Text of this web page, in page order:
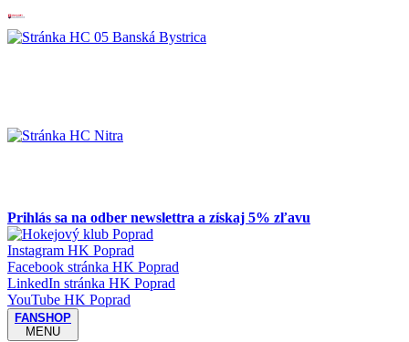
Prihlás sa na odber newslettra a získaj 5% zľavu
Instagram HK Poprad
Facebook stránka HK Poprad
LinkedIn stránka HK Poprad
YouTube HK Poprad
FANSHOP
MENU